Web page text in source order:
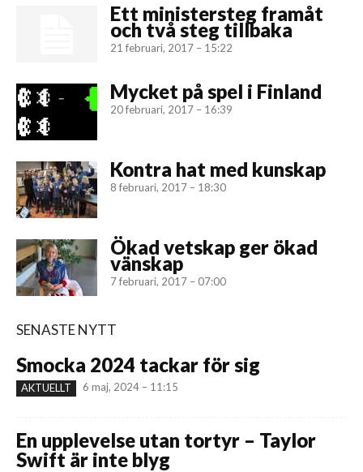
Ett ministersteg framåt
och två steg tillbaka
21 februari, 2017 – 15:22
Mycket på spel i Finland
20 februari, 2017 – 16:39
Kontra hat med kunskap
8 februari, 2017 – 18:30
Ökad vetskap ger ökad
vänskap
7 februari, 2017 – 07:00
SENASTE NYTT
Smocka 2024 tackar för sig
AKTUELLT 6 maj, 2024 – 11:15
En upplevelse utan tortyr – Taylor
Swift är inte blyg